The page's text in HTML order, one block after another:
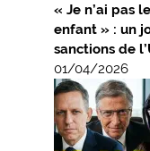
« Je n’ai pas
enfant » : un
sanctions de
01/04/2026